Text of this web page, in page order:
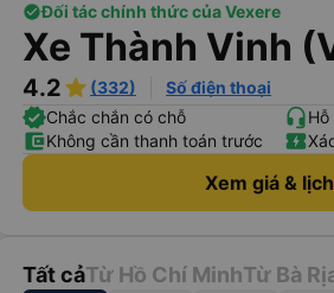
Đối tác chính thức của Vexere
Xe Thành Vinh
4.2 (332)
Số điện thoại
Chắc chắn có chỗ
Không cần thanh toán trước
Xem giá &
Tất cảTừ Hồ Chí MinhTừ Bà